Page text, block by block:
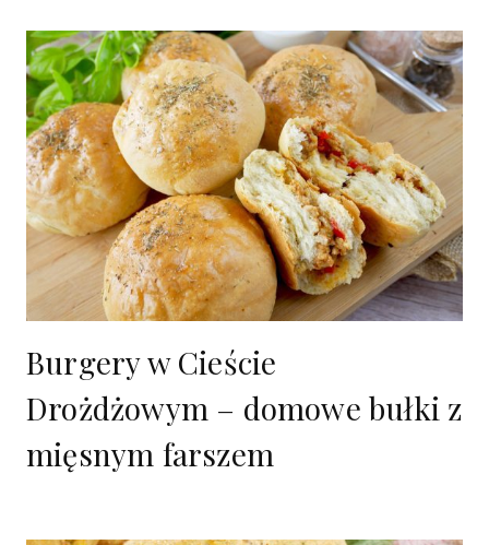
Burgery w Cieście
Drożdżowym – domowe bułki z
mięsnym farszem